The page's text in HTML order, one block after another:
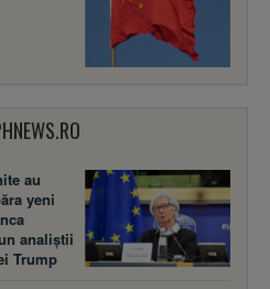
au
yeni
analiștii
Trump